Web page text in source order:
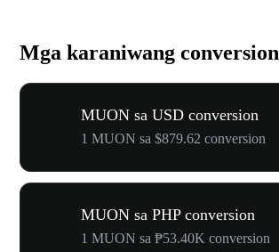
Mga karaniwang conversion
MUON sa USD conversion
1 MUON sa $879.62 conversion
MUON sa PHP conversion
1 MUON sa ₱53.40K conversion